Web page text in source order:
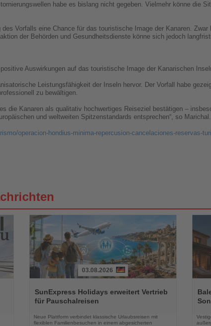
habe es bislang nicht gegeben. Vielmehr könne die
Vorfalls eine Chance für das touristische Image der Kanaren.
der Behörden und Gesundheitsdienste könne sich jedoch
Auswirkungen auf das touristische Image der Kanarischen
Leistungsfähigkeit der Inseln hervor. Der Vorfall habe
zu bewältigen.
die Kanaren als qualitativ hochwertiges Reiseziel bestätigen –
und weltweiten Spitzenstandards entsprechen“, so Marichal.
operacion-hondius-minima-repercusion-cancelaciones-reservas-
Sie
die
03.08.2026
SunExpress Holidays erweitert Vertrieb
für Pauschalreisen
Neue Plattform verbindet klassische Urlaubsreisen mit
flexiblen Familienbesuchen in einem abgesicherten
Sie
die